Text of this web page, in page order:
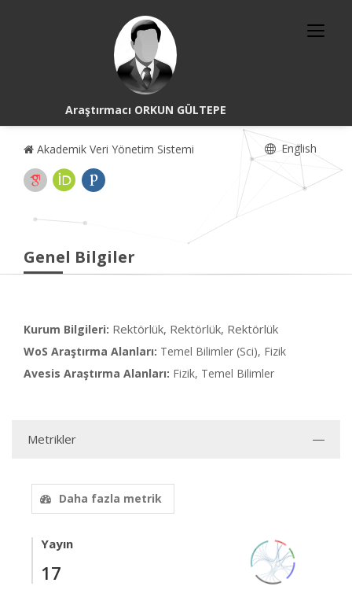
Araştırmacı ORKUN GÜLTEPE
Akademik Veri Yönetim Sistemi English
Genel Bilgiler
Kurum Bilgileri: Rektörlük, Rektörlük, Rektörlük
WoS Araştırma Alanları: Temel Bilimler (Sci), Fizik
Avesis Araştırma Alanları: Fizik, Temel Bilimler
Metrikler
Daha fazla metrik
Yayın
17